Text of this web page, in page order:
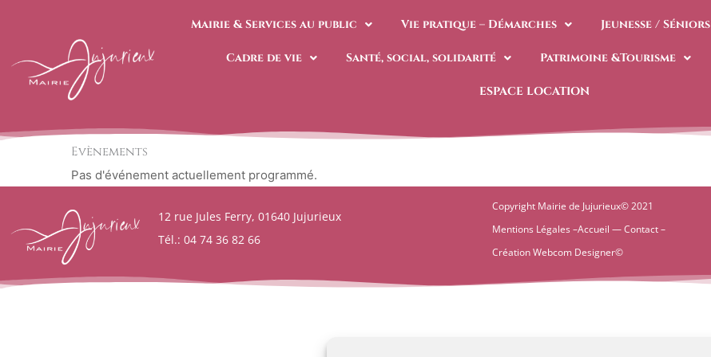
contenu
Mairie & Services au public Vie pratique – Démarches Jeunesse / Séniors
Cadre de vie Santé, social, solidarité Patrimoine &Tourisme
ESPACE LOCATION
Evènements
Pas d'événement actuellement programmé.
12 rue Jules Ferry, 01640 Jujurieux
Tél.: 04 74 36 82 66
Copyright Mairie de Jujurieux© 2021
Mentions Légales –Accueil —Contact–
CréationWebcom Designer©